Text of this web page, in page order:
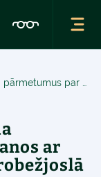
ar